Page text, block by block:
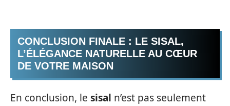
CONCLUSION FINALE : LE SISAL,
L’ÉLÉGANCE NATURELLE AU CŒUR
DE VOTRE MAISON
En conclusion, le sisal n’est pas seulement